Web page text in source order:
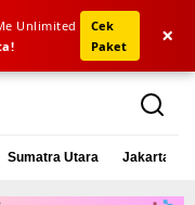
Unlimited
Cek
Paket
×
Sumatra Utara Jakarta